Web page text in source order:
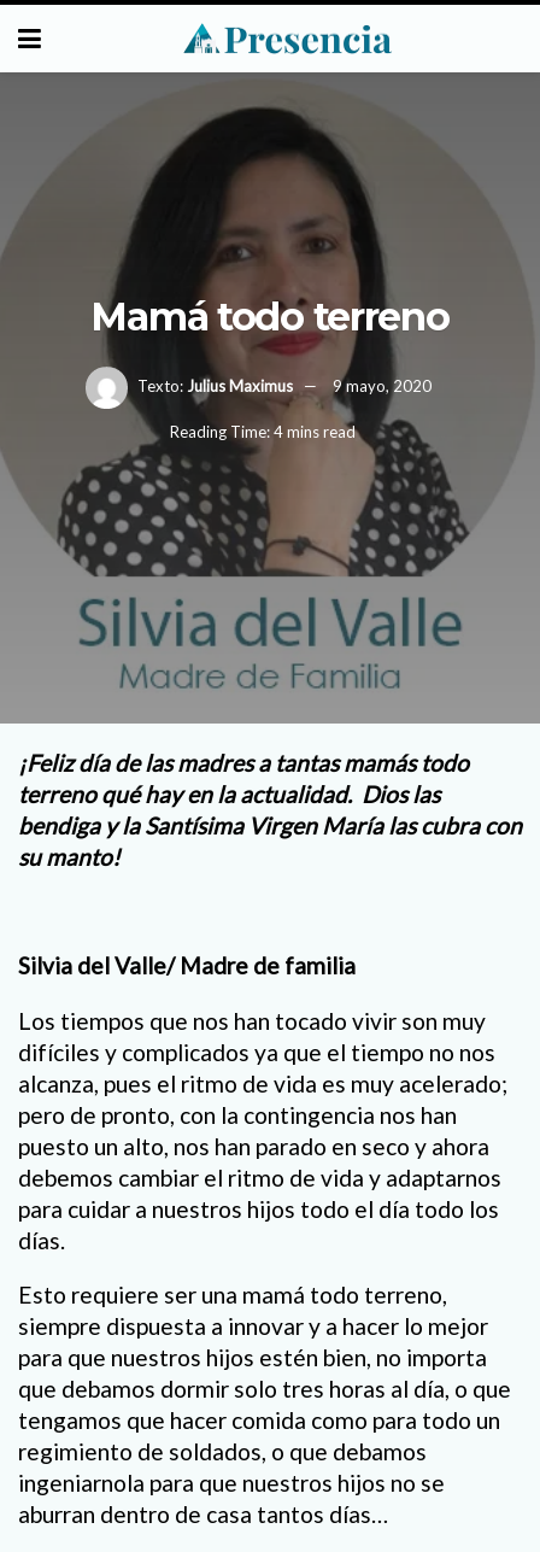
Mamá todo terreno
Texto: Julius Maximus 9 mayo, 2020
Reading Time: 4 mins read
¡Feliz día de las madres a tantas mamás todo
terreno qué hay en la actualidad. Dios las
bendiga y la Santísima Virgen María las cubra con
su manto!
Silvia del Valle/ Madre de familia
Los tiempos que nos han tocado vivir son muy
difíciles y complicados ya que el tiempo no nos
alcanza, pues el ritmo de vida es muy acelerado;
pero de pronto, con la contingencia nos han
puesto un alto, nos han parado en seco y ahora
debemos cambiar el ritmo de vida y adaptarnos
para cuidar a nuestros hijos todo el día todo los
días.
Esto requiere ser una mamá todo terreno,
siempre dispuesta a innovar y a hacer lo mejor
para que nuestros hijos estén bien, no importa
que debamos dormir solo tres horas al día, o que
tengamos que hacer comida como para todo un
regimiento de soldados, o que debamos
ingeniarnola para que nuestros hijos no se
aburran dentro de casa tantos días…